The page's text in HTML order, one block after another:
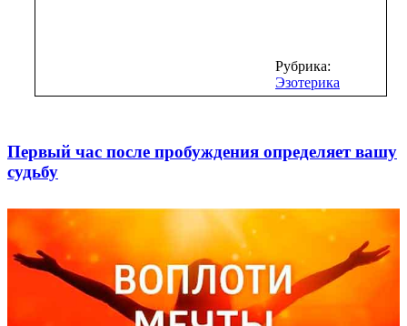
Рубрика:
Эзотерика
Первый час после пробуждения определяет вашу
судьбу